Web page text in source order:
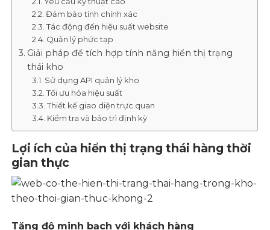
Đảm bảo tính chính xác
Tác động đến hiệu suất website
Quản lý phức tạp
Giải pháp để tích hợp tính năng hiển thị trạng
thái kho
Sử dụng API quản lý kho
Tối ưu hóa hiệu suất
Thiết kế giao diện trực quan
Kiểm tra và bảo trì định kỳ
Lợi ích của hiển thị trạng thái hàng thời
gian thực
Tăng độ minh bạch với khách hàng